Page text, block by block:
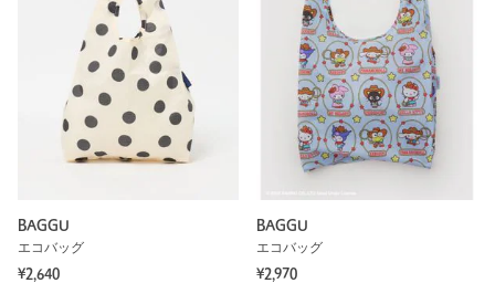
BAGGU
エコバッグ
¥2,640
BAGGU
エコバッグ
¥2,970